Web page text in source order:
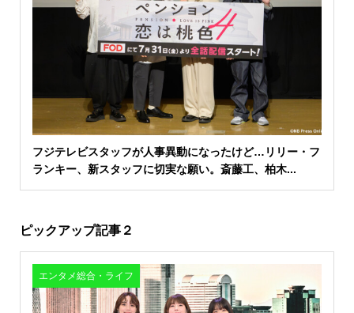
フジテレビスタッフが人事異動になったけど…リリー・フ
ランキー、新スタッフに切実な願い。斎藤工、柏木...
ピックアップ記事２
エンタメ総合・ライフ